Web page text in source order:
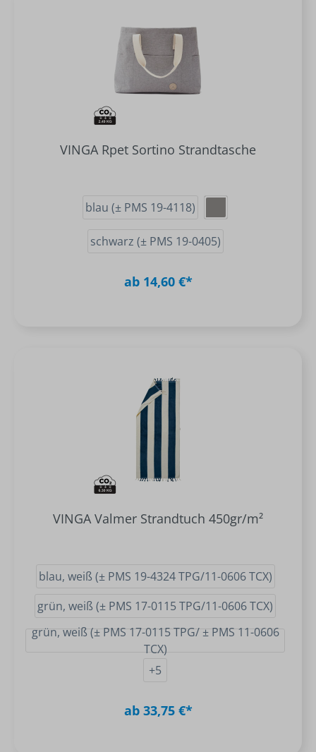
VINGA Rpet Sortino Strandtasche
blau (± PMS 19-4118)
schwarz (± PMS 19-0405)
ab 14,60 €*
VINGA Valmer Strandtuch 450gr/m²
blau, weiß (± PMS 19-4324 TPG/11-0606 TCX)
grün, weiß (± PMS 17-0115 TPG/11-0606 TCX)
grün, weiß (± PMS 17-0115 TPG/ ± PMS 11-0606
TCX)
+5
ab 33,75 €*